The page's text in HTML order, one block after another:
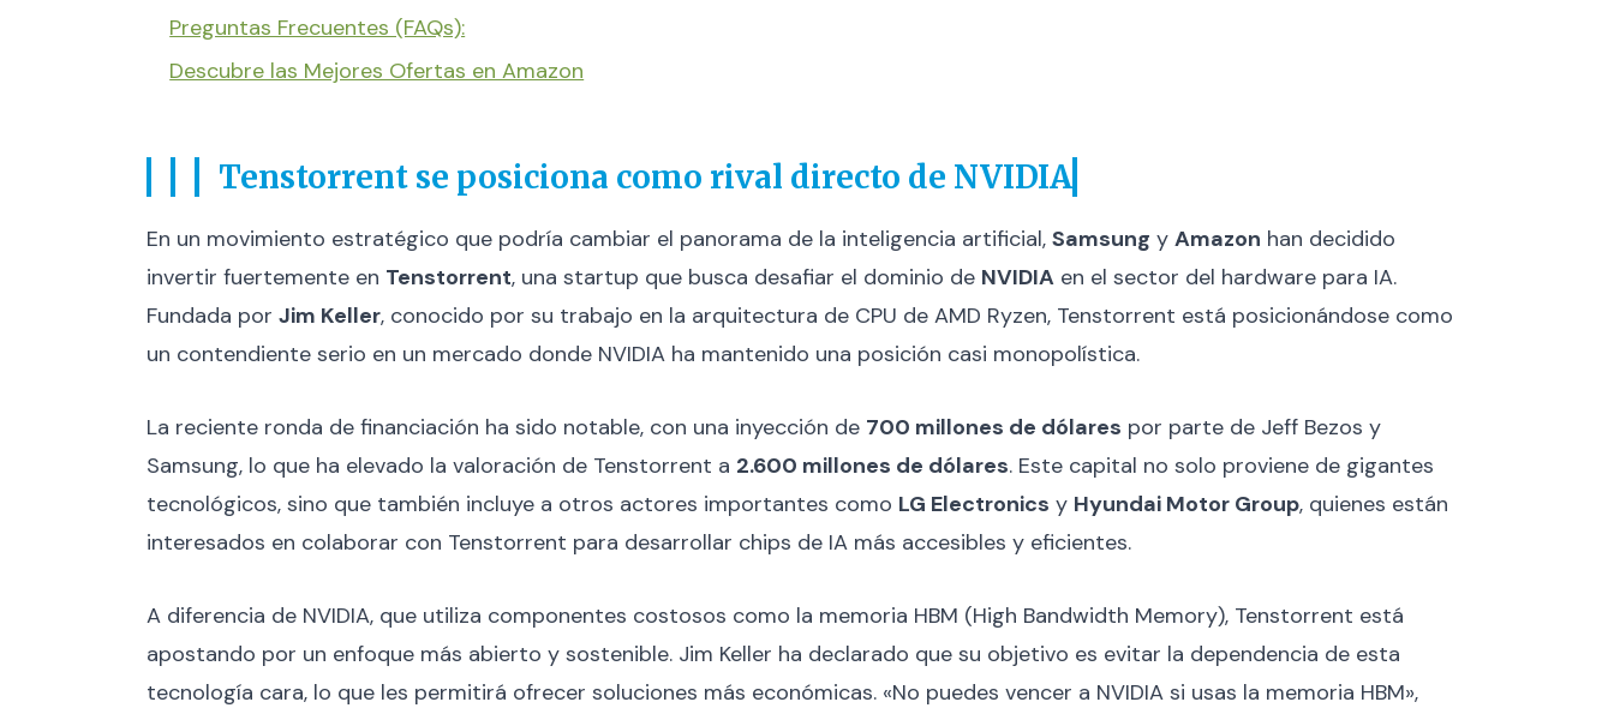
Preguntas Frecuentes (FAQs):
Descubre las Mejores Ofertas en Amazon
Tenstorrent se posiciona como rival directo de NVIDIA
En un movimiento estratégico que podría cambiar el panorama de la inteligencia artificial, Samsung y Amazon han decidido
invertir fuertemente en Tenstorrent, una startup que busca desafiar el dominio de NVIDIA en el sector del hardware para IA.
Fundada por Jim Keller, conocido por su trabajo en la arquitectura de CPU de AMD Ryzen, Tenstorrent está posicionándose como
un contendiente serio en un mercado donde NVIDIA ha mantenido una posición casi monopolística.
La reciente ronda de financiación ha sido notable, con una inyección de 700 millones de dólares por parte de Jeff Bezos y
Samsung, lo que ha elevado la valoración de Tenstorrent a 2.600 millones de dólares. Este capital no solo proviene de gigantes
tecnológicos, sino que también incluye a otros actores importantes como LG Electronics y Hyundai Motor Group, quienes están
interesados en colaborar con Tenstorrent para desarrollar chips de IA más accesibles y eficientes.
A diferencia de NVIDIA, que utiliza componentes costosos como la memoria HBM (High Bandwidth Memory), Tenstorrent está
apostando por un enfoque más abierto y sostenible. Jim Keller ha declarado que su objetivo es evitar la dependencia de esta
tecnología cara, lo que les permitirá ofrecer soluciones más económicas. «No puedes vencer a NVIDIA si usas la memoria HBM»,